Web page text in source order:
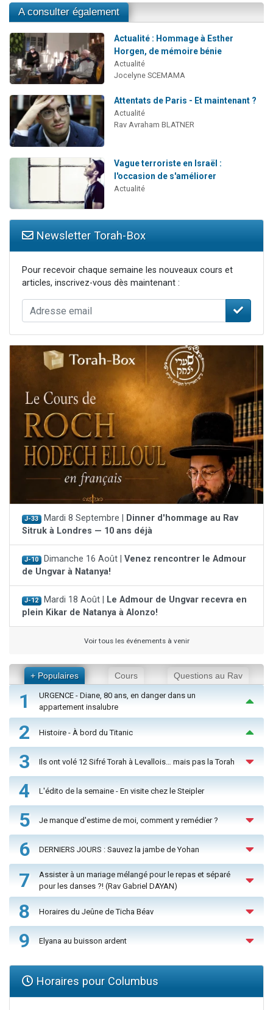
A consulter également
Actualité : Hommage à Esther
Horgen, de mémoire bénie
Actualité
Jocelyne SCEMAMA
Attentats de Paris - Et maintenant ?
Actualité
Rav Avraham BLATNER
Vague terroriste en Israël :
l'occasion de s'améliorer
Actualité
Newsletter Torah-Box
Pour recevoir chaque semaine les nouveaux cours et
articles, inscrivez-vous dès maintenant :
J-33 Mardi 8 Septembre | Dinner d'hommage au Rav
Sitruk à Londres — 10 ans déjà
J-10 Dimanche 16 Août | Venez rencontrer le Admour
de Ungvar à Natanya!
J-12 Mardi 18 Août | Le Admour de Ungvar recevra en
plein Kikar de Natanya à Alonzo!
Voir tous les événements à venir
+ Populaires Cours Questions au Rav
1
URGENCE - Diane, 80 ans, en danger dans un
appartement insalubre
2 Histoire - À bord du Titanic
3 Ils ont volé 12 Sifré Torah à Levallois… mais pas la Torah
4 L'édito de la semaine - En visite chez le Steipler
5 Je manque d'estime de moi, comment y remédier ?
6 DERNIERS JOURS : Sauvez la jambe de Yohan
7
Assister à un mariage mélangé pour le repas et séparé
pour les danses ?! (Rav Gabriel DAYAN)
8 Horaires du Jeûne de Ticha Béav
9 Elyana au buisson ardent
Horaires pour Columbus